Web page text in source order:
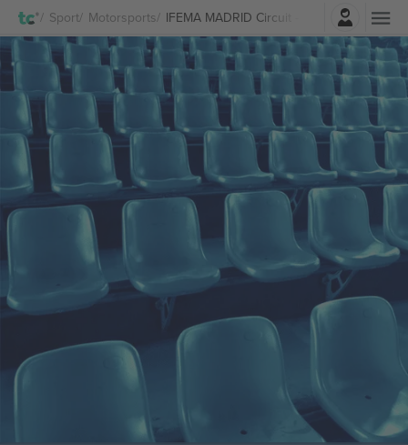
Sport Motorsports IFEMA MADRID Circuit - Madring Billetter
Logg Inn